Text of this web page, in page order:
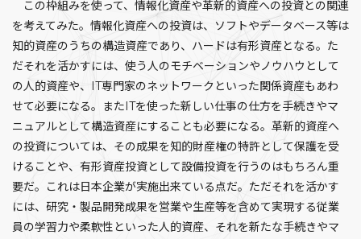
この枠組みを使って、情報化資産や革新的資産への投資との関連
を考えてみた。情報化資産への投資は、ソフトやデータベース等は
知的資産のうちの構造資産であり、ハードは有形資産となる。た
だそれを活かすには、使う人のモチベーションやノウハウとして
の人的資産や、IT専門家のネットワークといった関係資産もあわ
せて必要になる。またITを使った新しい仕事の仕方を手続きやマ
ニュアルとして構造資産にすることも必要になる。革新的資産へ
の投資については、その成果を知的財産権の特許として保護を受
けることや、有形資産投資として設備投資を行うのはもちろん重
要だ。これは日本企業が実施出来ている点だ。ただそれを活かす
には、研究・製品開発成果を営業や生産等を含めて実現する従業
員の学習力や柔軟性といった人的資産、それを新たな手続きやマ